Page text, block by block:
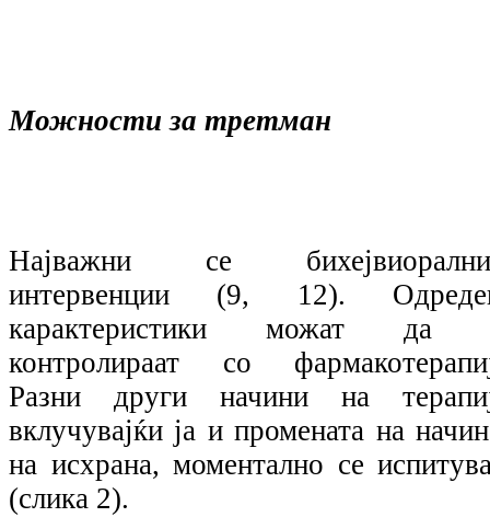
Можности за третман
Најважни се
интервенции (9, 12).
карактеристики можат да
контролираат со
Разни други начини на
вклучувајќи ја и промената на
на исхрана, моментално се
(слика 2).